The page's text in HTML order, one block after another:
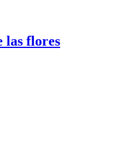
las flores